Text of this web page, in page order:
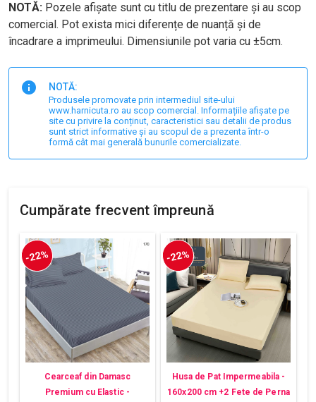
NOTĂ: Pozele afișate sunt cu titlu de prezentare și au scop
comercial. Pot exista mici diferențe de nuanță și de
încadrare a imprimeului. Dimensiunile pot varia cu ±5cm.
NOTĂ:
Produsele promovate prin intermediul site-ului
www.harnicuta.ro au scop comercial. Informațiile afișate pe
site cu privire la conținut, caracteristici sau detalii de produs
sunt strict informative și au scopul de a prezenta într-o
formă cât mai generală bunurile comercializate.
Cumpărate frecvent împreună
-22%
Cearceaf din Damasc
Premium cu Elastic -
-22%
Husa de Pat Impermeabila -
160x200 cm +2 Fete de Perna